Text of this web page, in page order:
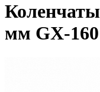
мм GX-160